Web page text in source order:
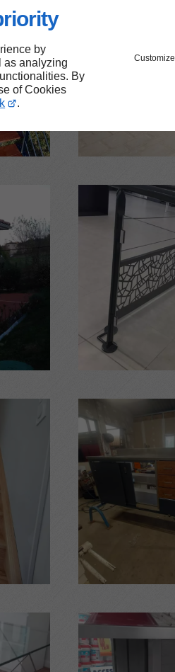
by
as analyzing
By
of Cookies
.
Customize